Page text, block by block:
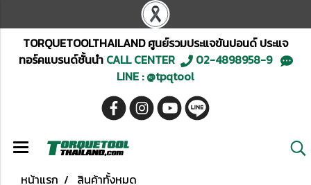
TORQUETOOLTHAILAND ศูนย์รวมประแจขันปอนด์ ประแจ
ทอร์คแบรนด์ชั้นนำCALL CENTER
02-4898958-9
LINE : @tpqtool
หน้าแรก
สินค้าทั้งหมด